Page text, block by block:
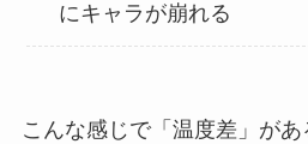
にキャラが崩れる
こんな感じで「温度差」が